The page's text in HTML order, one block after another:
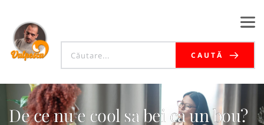
CAUTĂ
De ce nu e cool sa bei ca un bou?